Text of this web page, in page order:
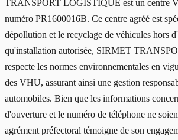
TRANSPORT LOGISTIQUE est un centre
numéro PR1600016B. Ce centre agréé est
dépollution et le recyclage de véhicules hors
qu'installation autorisée, SIRMET
respecte les normes environnementales en
des VHU, assurant ainsi une gestion
automobiles. Bien que les informations
d'ouverture et le numéro de téléphone ne
agrément préfectoral témoigne de son